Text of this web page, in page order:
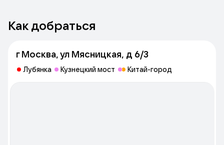
Как добраться
г Москва, ул Мясницкая, д 6/3
Лубянка Кузнецкий мост Китай-город